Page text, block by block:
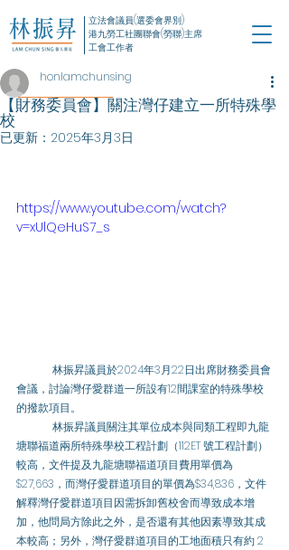
立法會議員(選委會界別)
港九勞工社團聯會(勞聯)主席
工會工作者
【財務委員會】關注灣仔建立一所特殊學
校
honlamchunsing
已更新： 2025年3月3日
https://www.youtube.com/watch?
v=xUlQeHuS7_s
會議，討論灣仔愛群道一所設有12間課室的特殊學校
的撥款項目。
塘聯福道兩所特殊學校工程計劃（112ET 號工程計劃）
較高，文件提及九龍塘聯福道項目費用單價為
$27,663，而灣仔愛群道項目的單價為$34,836，文件
解釋灣仔愛群道項目因需拆卸舊校舍而導致成本增
加，他問局方除此之外，是否還有其他因素導致其成
本較高；另外，灣仔愛群道項目的工地面積只有約 2